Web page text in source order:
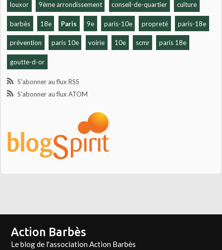
louxor 9ème arrondissement conseil-de-quartier culture
barbès 18e Paris 9e paris-10e propreté paris-18e
prévention paris 10e voirie 10e scmr paris 18e
goutte-d-or
S'abonner au flux RSS
S'abonner au flux ATOM
Action Barbès
Le blog de l'association Action Barbès